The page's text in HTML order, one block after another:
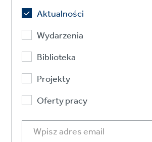
Aktualności
Wydarzenia
Biblioteka
Projekty
Oferty pracy